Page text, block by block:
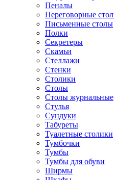
Пеналы
Переговорные
Письменные столы
Полки
Секретеры
Скамьи
Стеллажи
Стенки
Столики
Столы
Столы журнальные
Стулья
Сундуки
Табуреты
Туалетные столики
Тумбочки
Тумбы
Тумбы для обуви
Ширмы